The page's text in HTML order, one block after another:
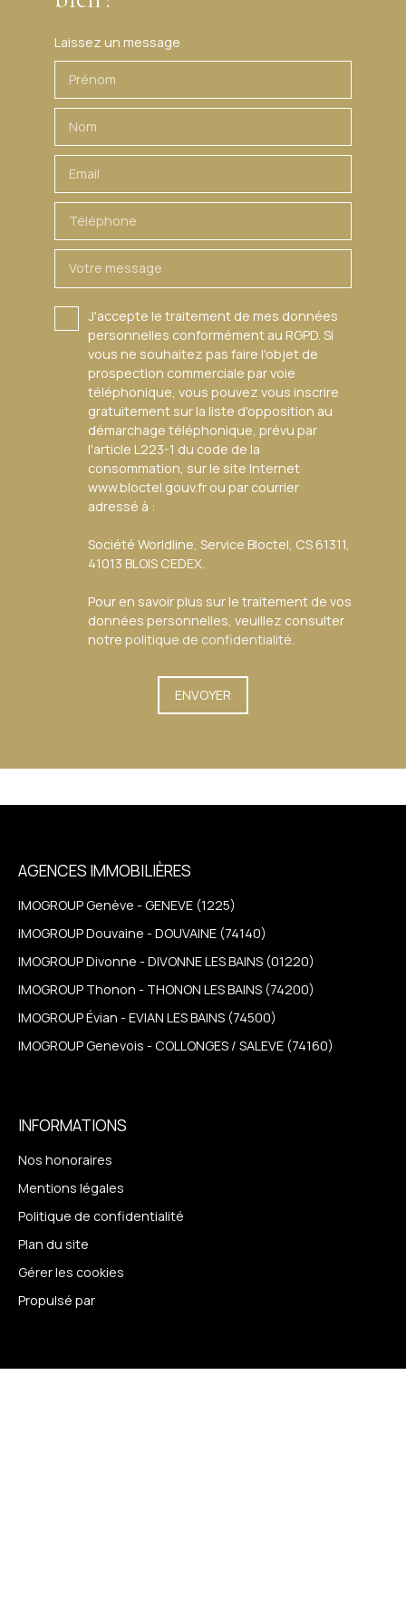
Laissez un message
Prénom
Nom
Email
Téléphone
Votre message
J'accepte le traitement de mes données
personnelles conformément au RGPD. Si
vous ne souhaitez pas faire l'objet de
prospection commerciale par voie
téléphonique, vous pouvez vous inscrire
gratuitement sur la liste d'opposition au
démarchage téléphonique, prévu par
l'article L223-1 du code de la
consommation, sur le site Internet
www.bloctel.gouv.fr ou par courrier
adressé à :
Société Worldline, Service Bloctel, CS 61311,
41013 BLOIS CEDEX.
Pour en savoir plus sur le traitement de vos
données personnelles, veuillez consulter
notre politique de confidentialité
ENVOYER
AGENCES IMMOBILIÈRES
IMOGROUP Genève - GENEVE (1225)
IMOGROUP Douvaine - DOUVAINE (74140)
IMOGROUP Divonne - DIVONNE LES BAINS (01220)
IMOGROUP Thonon - THONON LES BAINS (74200)
IMOGROUP Évian - EVIAN LES BAINS (74500)
IMOGROUP Genevois - COLLONGES / SALEVE (74160)
INFORMATIONS
Nos honoraires
Mentions légales
Politique de confidentialité
Plan du site
Gérer les cookies
Propulsé par